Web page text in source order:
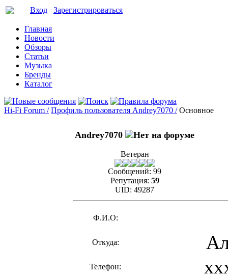
Вход Зарегистрироваться
Главная
Новости
Обзоры
Статьи
Музыка
Бренды
Каталог
Hi-Fi Forum / Профиль пользователя Andrey7070 / Основное
Andrey7070
Ветеран
Сообщений: 99
Репутация: 59
UID: 49287
Ф.И.О:
Откуда:
Телефон: